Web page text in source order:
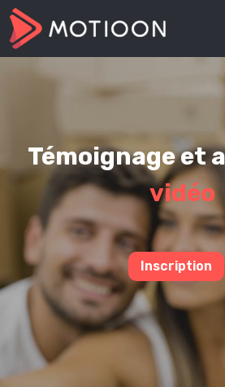
Témoignage et
vidéo
Inscription